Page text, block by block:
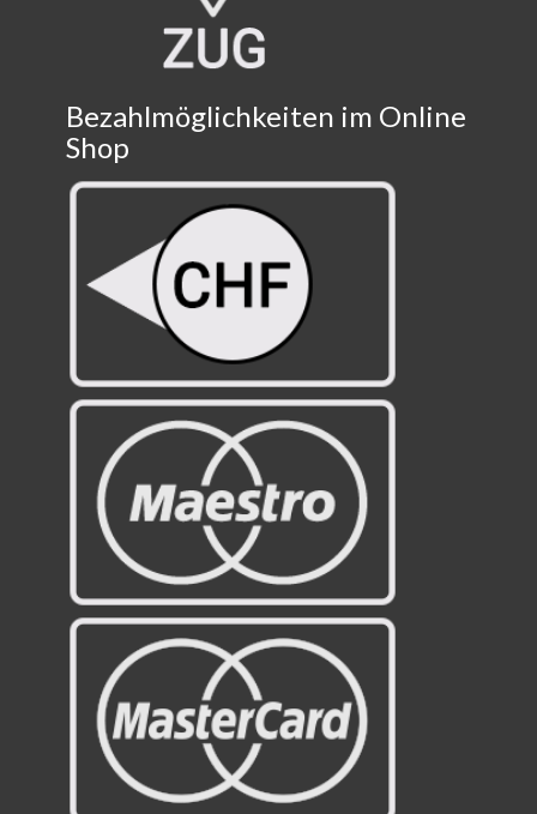
Bezahlmöglichkeiten im Online
Shop